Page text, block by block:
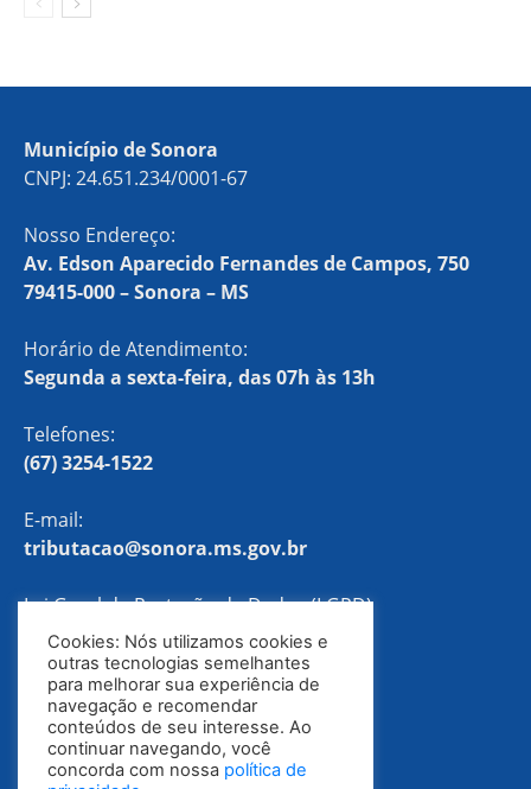
Município de Sonora
CNPJ: 24.651.234/0001-67
Nosso Endereço:
Av. Edson Aparecido Fernandes de Campos, 750
79415-000 – Sonora – MS
Horário de Atendimento:
Segunda a sexta-feira, das 07h às 13h
Telefones:
(67) 3254-1522
E-mail:
tributacao@sonora.ms.gov.br
Lei Geral de Proteção de Dados (LGPD)
Política de Privacidade
Cookies: Nós utilizamos cookies e
outras tecnologias semelhantes
para melhorar sua experiência de
navegação e recomendar
conteúdos de seu interesse. Ao
continuar navegando, você
concorda com nossa política de